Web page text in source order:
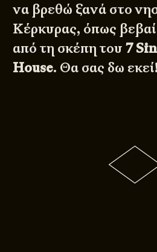
να βρεθώ ξανά στο
Κέρκυρας, όπως
από τη σκέπη του7
House. Θα σας δω εκεί!